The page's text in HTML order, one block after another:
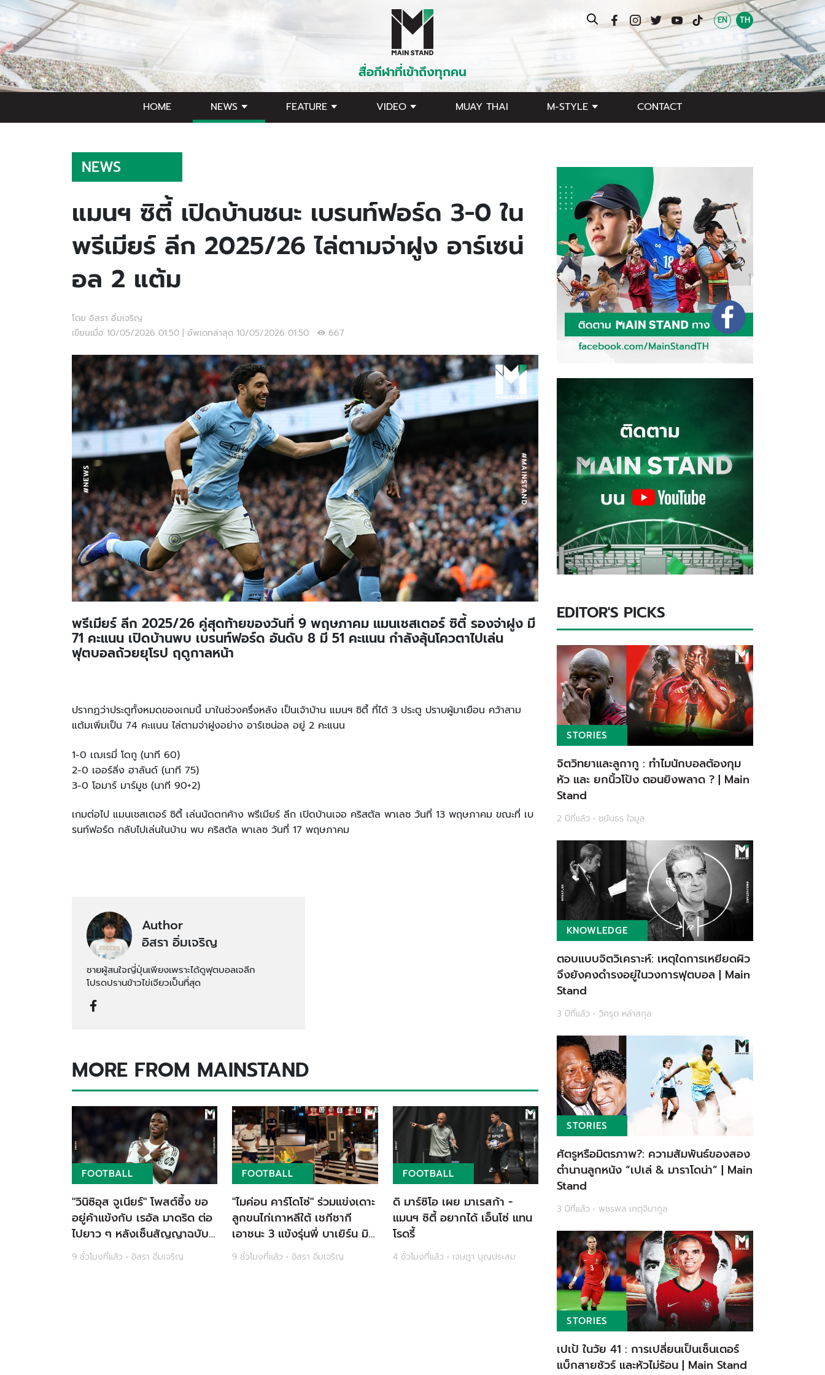
สื่อกีฬาที่เข้าถึงทุกคน
EN TH
HOME NEWS FEATURE VIDEO MUAY THAI M-STYLE CONTACT
NEWS
แมนฯ ซิตี้ เปิดบ้านชนะ เบรนท์ฟอร์ด 3-0 ใน
พรีเมียร์ ลีก 2025/26 ไล่ตามจ่าฝูง อาร์เซน่
อล 2 แต้ม
โดย อิสรา อิ่มเจริญ
เขียนเมื่อ 10/05/2026 01:50 | อัพเดทล่าสุด 10/05/2026 01:50
667
พรีเมียร์ ลีก 2025/26 คู่สุดท้ายของวันที่ 9 พฤษภาคม แมนเชสเตอร์ ซิตี้ รองจ่าฝูง มี
71 คะแนน เปิดบ้านพบ เบรนท์ฟอร์ด อันดับ 8 มี 51 คะแนน กำลังลุ้นโควตาไปเล่น
ฟุตบอลถ้วยยุโรป ฤดูกาลหน้า
ปรากฏว่าประตูทั้งหมดของเกมนี้ มาในช่วงครึ่งหลัง เป็นเจ้าบ้าน แมนฯ ซิตี้ ที่ได้ 3 ประตู ปราบผู้มาเยือน คว้าสาม
แต้มเพิ่มเป็น 74 คะแนน ไล่ตามจ่าฝูงอย่าง อาร์เซน่อล อยู่ 2 คะแนน
1-0 เฌเรมี่ โดกู (นาที 60)
2-0 เออร์ลิ่ง ฮาลันด์ (นาที 75)
3-0 โอมาร์ มาร์มูช (นาที 90+2)
เกมต่อไป แมนเชสเตอร์ ซิตี้ เล่นนัดตกค้าง พรีเมียร์ ลีก เปิดบ้านเจอ คริสตัล พาเลซ วันที่ 13 พฤษภาคม ขณะที่ เบ
รนท์ฟอร์ด กลับไปเล่นในบ้าน พบ คริสตัล พาเลซ วันที่ 17 พฤษภาคม
Author
อิสรา อิ่มเจริญ
ชายผู้สนใจญี่ปุ่นเพียงเพราะได้ดูฟุตบอลเจลีก
โปรดปรานข้าวไข่เจียวเป็นที่สุด
MORE FROM MAINSTAND
FOOTBALL
"วินิซิอุส จูเนียร์" โพสต์ซึ้ง ขอ
อยู่ค้าแข้งกับ เรอัล มาดริด ต่อ
ไปยาว ๆ หลังเซ็นสัญญาฉบับ
ใหม่ อยู่กับทีมไปอีก 6 ปี
9 ชั่วโมงที่แล้ว • อิสรา อิ่มเจริญ
FOOTBALL
"ไมค่อน คาร์โดโซ่" ร่วมแข่งเดาะ
ลูกขนไก่เกาหลีใต้ เชกีชากี
เอาชนะ 3 แข้งรุ่นพี่ บาเยิร์น มิ
วนิค
9 ชั่วโมงที่แล้ว • อิสรา อิ่มเจริญ
FOOTBALL
ดิ มาร์ซิโอ เผย มาเรสก้า -
แมนฯ ซิตี้ อยากได้ เอ็นโซ่ แทน
โรดรี้
4 ชั่วโมงที่แล้ว • เจษฎา บุญประสม
EDITOR'S PICKS
STORIES
จิตวิทยาและลูกากู : ทำไมนักบอลต้องกุม
หัว และ ยกนิ้วโป้ง ตอนยิงพลาด ? | Main
Stand
2 ปีที่แล้ว • ชยันธร ใจมูล
KNOWLEDGE
ตอบแบบจิตวิเคราะห์: เหตุใดการเหยียดผิว
จึงยังคงดำรงอยู่ในวงการฟุตบอล | Main
Stand
3 ปีที่แล้ว • วิศรุต หล่าสกุล
STORIES
ศัตรูหรือมิตรภาพ?: ความสัมพันธ์ของสอง
ตำนานลูกหนัง “เปเล่ & มาราโดน่า” | Main
Stand
3 ปีที่แล้ว • พชรพล เกตุจินากูล
STORIES
เปเป้ ในวัย 41 : การเปลี่ยนเป็นเซ็นเตอร์
แบ็กสายชัวร์ และหัวไม่ร้อน | Main Stand